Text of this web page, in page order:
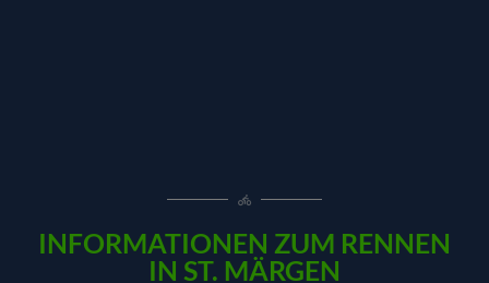
INFORMATIONEN ZUM RENNEN
IN ST. MÄRGEN